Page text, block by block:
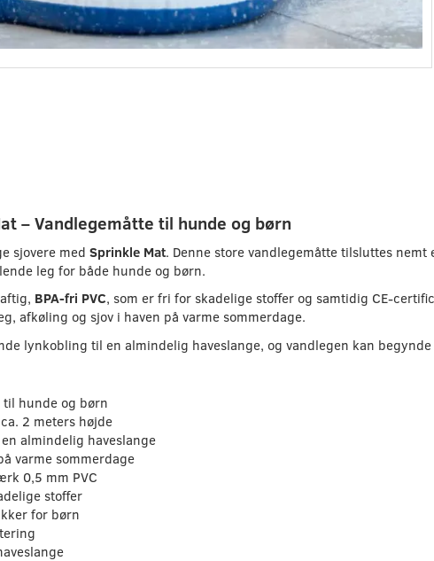
– Vandlegemåtte til hunde og børn
sjovere med Sprinkle Mat. Denne store vandlegemåtte tilsluttes
leg for både hunde og børn.
BPA-fri PVC, som er fri for skadelige stoffer og samtidig CE-
afkøling og sjov i haven på varme sommerdage.
lynkobling til en almindelig haveslange, og vandlegen kan
til hunde og børn
2 meters højde
almindelig haveslange
varme sommerdage
0,5 mm PVC
stoffer
for børn